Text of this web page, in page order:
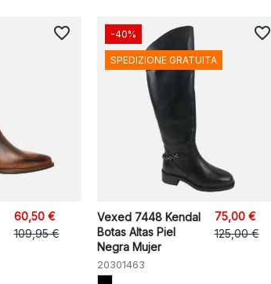
60,50 €
109,95 €
favorite_border
Vexed 7448 Kendal
Botas Altas Piel
Negra Mujer
20301463
75,00 €
125,00 €
-40%
SPEDIZIONE GRATUITA
favorite_border